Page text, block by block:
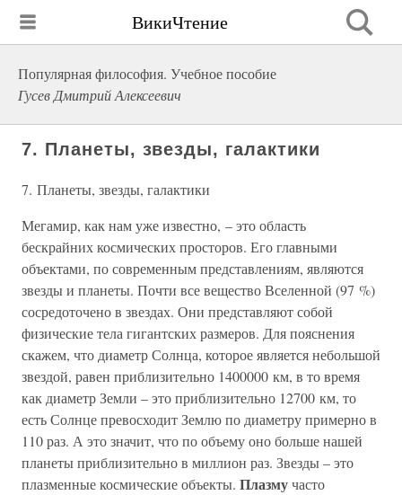
ВикиЧтение
Популярная философия. Учебное пособие
Гусев Дмитрий Алексеевич
7. Планеты, звезды, галактики
7. Планеты, звезды, галактики
Мегамир, как нам уже известно, – это область
бескрайних космических просторов. Его главными
объектами, по современным представлениям, являются
звезды и планеты. Почти все вещество Вселенной (97 %)
сосредоточено в звездах. Они представляют собой
физические тела гигантских размеров. Для пояснения
скажем, что диаметр Солнца, которое является небольшой
звездой, равен приблизительно 1400000 км, в то время
как диаметр Земли – это приблизительно 12700 км, то
есть Солнце превосходит Землю по диаметру примерно в
110 раз. А это значит, что по объему оно больше нашей
планеты приблизительно в миллион раз. Звезды – это
плазменные космические объекты. Плазмучасто